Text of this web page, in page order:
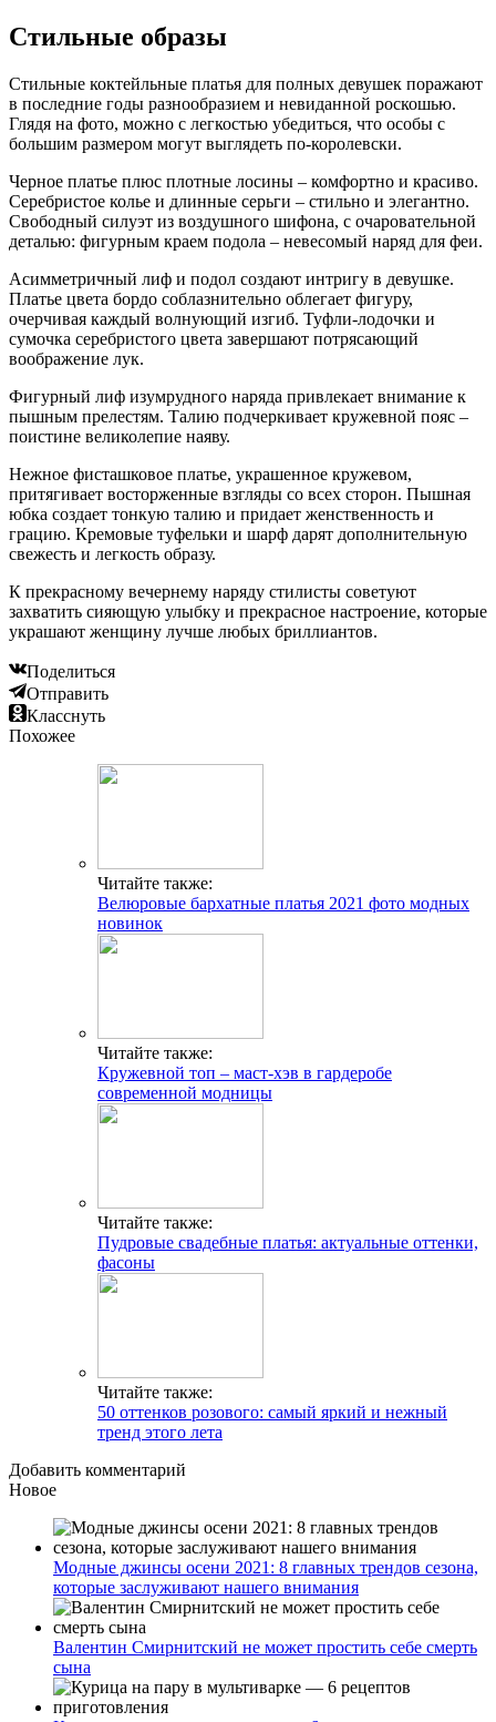
Стильные образы
Стильные коктейльные платья для полных девушек поражают
в последние годы разнообразием и невиданной роскошью.
Глядя на фото, можно с легкостью убедиться, что особы с
большим размером могут выглядеть по-королевски.
Черное платье плюс плотные лосины – комфортно и красиво.
Серебристое колье и длинные серьги – стильно и элегантно.
Свободный силуэт из воздушного шифона, с очаровательной
деталью: фигурным краем подола – невесомый наряд для феи.
Асимметричный лиф и подол создают интригу в девушке.
Платье цвета бордо соблазнительно облегает фигуру,
очерчивая каждый волнующий изгиб. Туфли-лодочки и
сумочка серебристого цвета завершают потрясающий
воображение лук.
Фигурный лиф изумрудного наряда привлекает внимание к
пышным прелестям. Талию подчеркивает кружевной пояс –
поистине великолепие наяву.
Нежное фисташковое платье, украшенное кружевом,
притягивает восторженные взгляды со всех сторон. Пышная
юбка создает тонкую талию и придает женственность и
грацию. Кремовые туфельки и шарф дарят дополнительную
свежесть и легкость образу.
К прекрасному вечернему наряду стилисты советуют
захватить сияющую улыбку и прекрасное настроение, которые
украшают женщину лучше любых бриллиантов.
Поделиться
Отправить
Класснуть
Похожее
Читайте также:
Велюровые бархатные платья 2021 фото модных
новинок
Читайте также:
Кружевной топ – маст-хэв в гардеробе
современной модницы
Читайте также:
Пудровые свадебные платья: актуальные оттенки,
фасоны
Читайте также:
50 оттенков розового: самый яркий и нежный
тренд этого лета
Добавить комментарий
Новое
Модные джинсы осени 2021: 8 главных трендов сезона,
которые заслуживают нашего внимания
Валентин Смирнитский не может простить себе смерть
сына